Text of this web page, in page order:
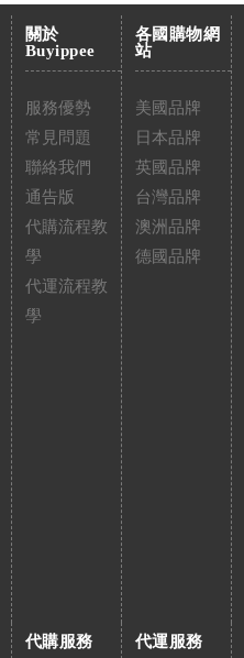
關於
Buyippee
服務優勢
常見問題
聯絡我們
通告版
代購流程教
學
代運流程教
學
各國購物網
站
美國品牌
日本品牌
英國品牌
台灣品牌
澳洲品牌
德國品牌
代購服務 代運服務